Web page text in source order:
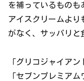
を補っているものも
アイスクリームより
がなく、サッパリと
「グリコジャイア
「セブンプレミア